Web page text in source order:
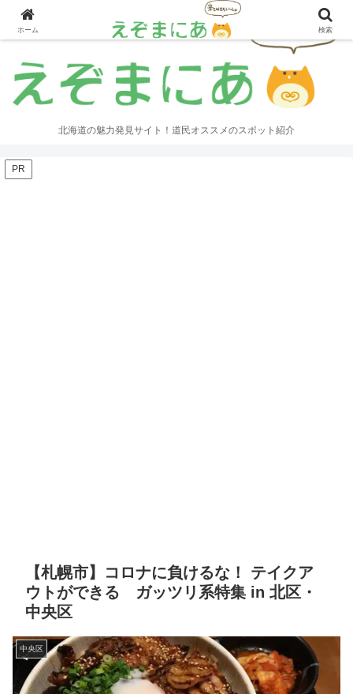
北海道の魅力発見サイト！道民オススメのスポット紹介
PR
【札幌市】コロナに負けるな！ テイクア
ウトができる ガッツリ系特集 in 北区・
中央区
中央区
ホーム 検索